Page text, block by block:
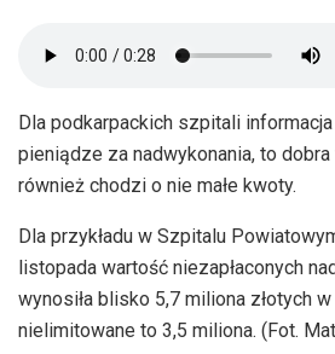
Dla podkarpackich szpitali informacja
pieniądze za nadwykonania, to
również chodzi o nie małe kwoty.
Dla przykładu w Szpitalu
listopada wartość niezapłaconych
wynosiła blisko 5,7 miliona złotych
nielimitowane to 3,5 miliona. (Fot.